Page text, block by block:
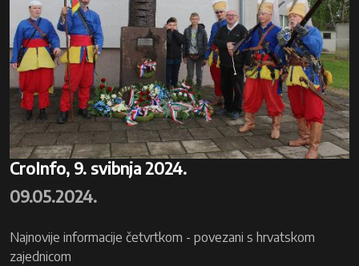
CroInfo, 9. svibnja 2024.
09.05.2024.
Najnovije informacije četvrtkom - povezani s hrvatskom
zajednicom